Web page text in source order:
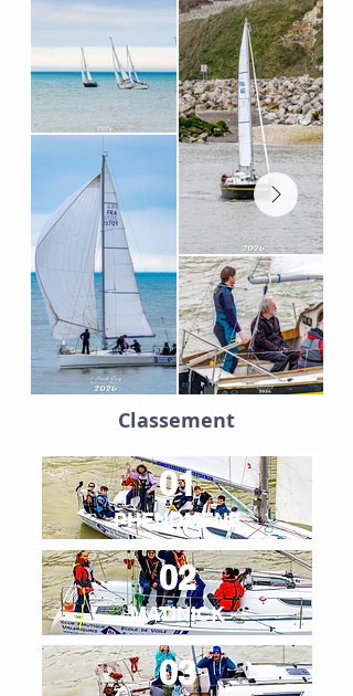
Classement
01
PHENOMENE
02
MATINICK
03